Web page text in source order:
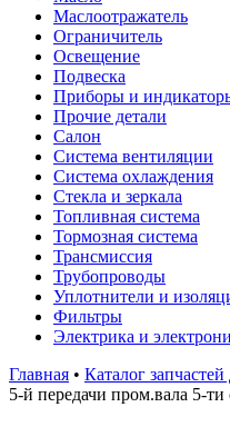
Маслоотражатель
Ограничитель
Освещение
Подвеска
Приборы и
Прочие детали
Салон
Система вентиляции
Система охлаждения
Стекла и зеркала
Топливная система
Тормозная система
Трансмиссия
Трубопроводы
Уплотнители и
Фильтры
Электрика и
Главная • Каталог
5-й передачи пром.вала 5-